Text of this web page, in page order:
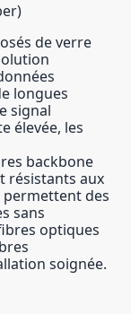
de verre
longues
signal
élevée, les
backbone
résistants aux
des
sans
optiques
soignée.